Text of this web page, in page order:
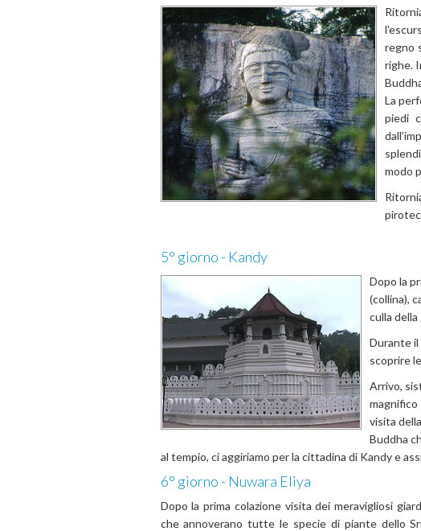
regno
righe.
La
piedi
modo
5° giorno - Kandy
Dopo la
(collina),
culla
Durante
scoprire
Arrivo,
visita
Buddha
al tempio, ci aggiriamo per la cittadina di Kandy e
6° giorno - Nuwara Eliya
Dopo la prima colazione visita dei meravigliosi
che annoverano tutte le specie di piante dello